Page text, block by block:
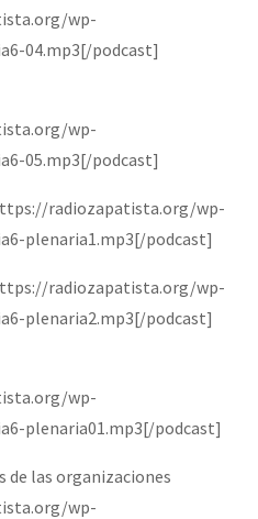
wp-
04.mp3[/podcast]
wp-
05.mp3[/podcast]
radiozapatista.org/wp-
plenaria1.mp3[/podcast]
radiozapatista.org/wp-
plenaria2.mp3[/podcast]
wp-
plenaria01.mp3[/podcast]
las organizaciones
wp-